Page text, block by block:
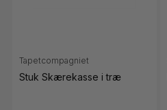
Tapetcompagniet
Stuk Skærekasse i træ